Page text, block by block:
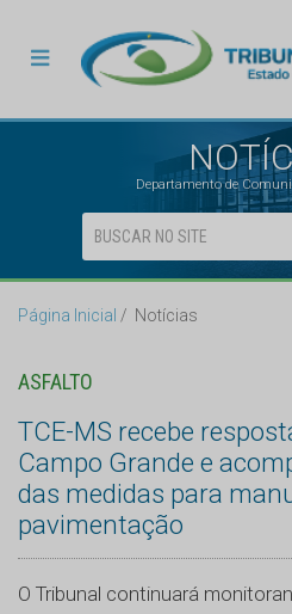
Departamento de
Página Inicial Notícias
ASFALTO
TCE-MS recebe
Campo Grande e
das medidas para
pavimentação
O Tribunal continuará